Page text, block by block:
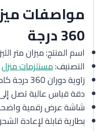
مواصفات
360 درجة
اسم المنتج: ميزان متر الليزر 360
التصنيف:مستلزمات منزل
زاوية دوران 360 درجة كاملة
دقة قياس عالية تصل
شاشة عرض رقمية
بطارية قابلة لإعادة